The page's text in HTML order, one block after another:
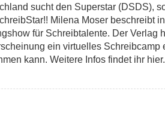
sucht den Superstar (DSDS),
Milena Moser beschreibt
für Schreibtalente. Der Verlag
ein virtuelles Schreibcamp
kann. Weitere Infos findet ihr